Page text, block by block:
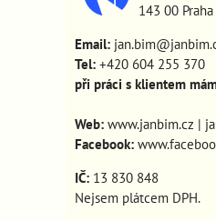
143 00
Email:
Tel: +420 604 255 370
při práci s klientem
Web: www.janbim.cz |
Facebook:
IČ: 13 830 848
Nejsem plátcem DPH.